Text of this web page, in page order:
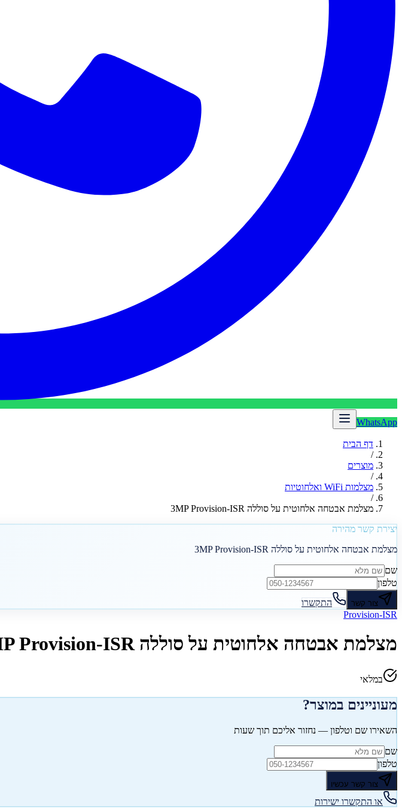
WhatsApp
דף הבית
/
מוצרים
/
מצלמות WiFi ואלחוטיות
/
מצלמת אבטחה אלחוטית על סוללה 3MP Provision-ISR
יצירת קשר מהירה
מצלמת אבטחה אלחוטית על סוללה 3MP Provision-ISR
שם
טלפון
צור קשר
התקשרו
Provision-ISR
מצלמת אבטחה אלחוטית על סוללה 3MP Provision-ISR
במלאי
מעוניינים במוצר?
השאירו שם וטלפון — נחזור אליכם תוך שעות
שם
טלפון
צור קשר עכשיו
או התקשרו ישירות